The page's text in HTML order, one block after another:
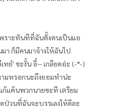
พราะทันทีที่ฉันตั้งตนเป็นแอ
า ก็มีคนมาจ้างให้ฉันไป
ย์' ซะงั้น อี๋~ เกลียดอ่ะ (-*-)
มหรอกนะถึงยอมทำน่ะ
ก้แค้นพวกนายซะที เตรียม
ป่วนที่ฉันจะบรรเลงให้ดีละ